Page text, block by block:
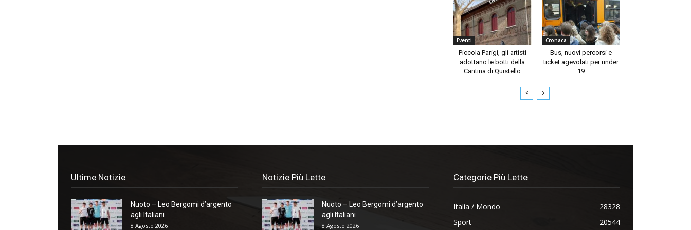
Eventi
Piccola Parigi, gli artisti
adottano le botti della
Cantina di Quistello
Cronaca
Bus, nuovi percorsi e
ticket agevolati per under
19
Ultime Notizie
Nuoto – Leo Bergomi d’argento
agli Italiani
8 Agosto 2026
Notizie Più Lette
Nuoto – Leo Bergomi d’argento
agli Italiani
8 Agosto 2026
Categorie Più Lette
Italia / Mondo
28328
Sport
20544